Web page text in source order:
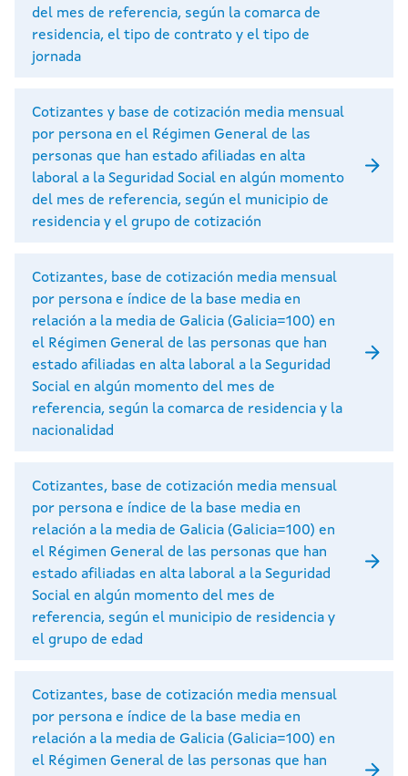
del mes de referencia, según la comarca de
residencia, el tipo de contrato y el tipo de
jornada
Cotizantes y base de cotización media mensual
por persona en el Régimen General de las
personas que han estado afiliadas en alta
laboral a la Seguridad Social en algún momento
del mes de referencia, según el municipio de
residencia y el grupo de cotización
Cotizantes, base de cotización media mensual
por persona e índice de la base media en
relación a la media de Galicia (Galicia=100) en
el Régimen General de las personas que han
estado afiliadas en alta laboral a la Seguridad
Social en algún momento del mes de
referencia, según la comarca de residencia y la
nacionalidad
Cotizantes, base de cotización media mensual
por persona e índice de la base media en
relación a la media de Galicia (Galicia=100) en
el Régimen General de las personas que han
estado afiliadas en alta laboral a la Seguridad
Social en algún momento del mes de
referencia, según el municipio de residencia y
el grupo de edad
Cotizantes, base de cotización media mensual
por persona e índice de la base media en
relación a la media de Galicia (Galicia=100) en
el Régimen General de las personas que han